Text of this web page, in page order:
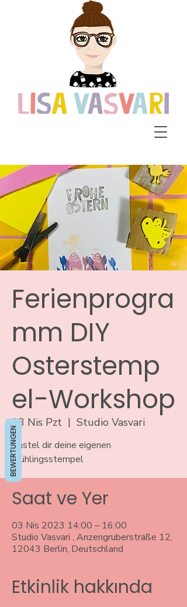
Ferienprogra
mm DIY
Osterstemp
el-Workshop
03 Nis Pzt
  |
Studio Vasvari
Bastel dir deine eigenen
Frühlingsstempel
Saat ve Yer
03 Nis 2023 14:00 – 16:00
Studio Vasvari , Anzengruberstraße 12,
12043 Berlin, Deutschland
Etkinlik hakkında
BEWERTUNGEN